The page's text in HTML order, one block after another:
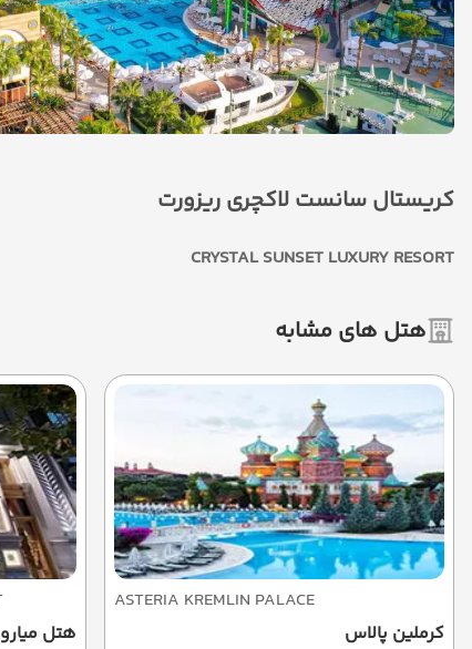
کریستال سانست لاکچری ریزورت
CRYSTAL SUNSET LUXURY RESORT
هتل های مشابه
ASTERIA KREMLIN PALACE
کرملین پالاس
هتل